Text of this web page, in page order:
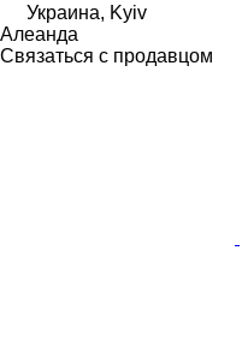
Украина, Kyiv
Алеанда
Связаться с продавцом